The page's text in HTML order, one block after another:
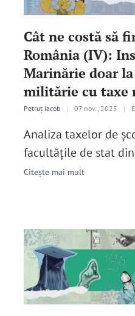
Cât ne costă să
România (IV):
Marinărie doar
militărie cu taxe
Petruț Iacob | 07 nov., 2025 |
Analiza taxelor de
facultăţile de stat din
Citește mai mult